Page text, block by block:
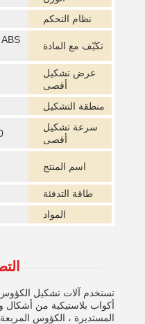
نظام التحكم
تكيّف مع المادة
عرض تشكيل
أقصى
منطقة التشكيل
سرعة تشكيل
أقصى
اسم المنتج
طاقة التدفئة
المواد
تستخدم آلات تشكيل الكؤوس
أكواب بلاستيكية من
المستديرة ، الكؤوس